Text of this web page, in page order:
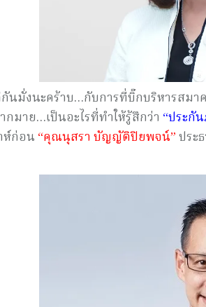
นมั่งนะคร้าบ…กับการที่บิ๊กบริหารสม
มาย…เป็นอะไรที่ทำให้รู้สึกว่า “ประกั
ห์ก่อน “คุณนุสรา บัญญัติปิยพจน์”ประ